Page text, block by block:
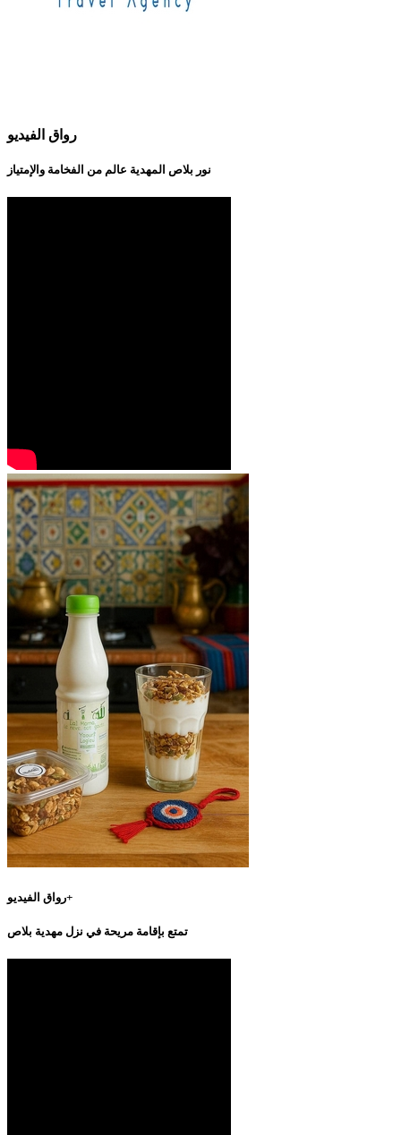
رواق الفيديو
نور بلاص المهدية عالم من الفخامة والإمتياز
رواق الفيديو+
تمتع بإقامة مريحة في نزل مهدية بلاص